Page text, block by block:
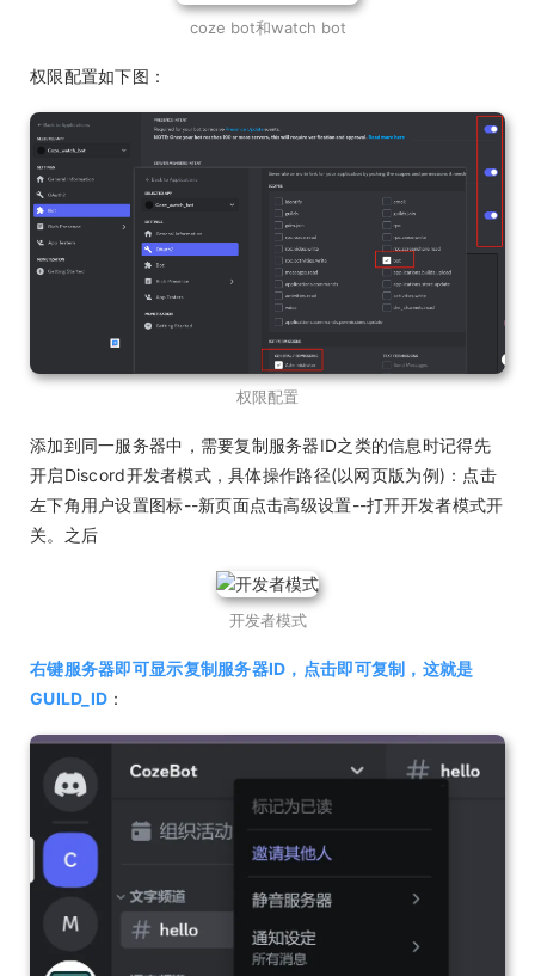
coze bot和watch bot
权限配置如下图：
权限配置
添加到同一服务器中，需要复制服务器ID之类的信息时记得先
开启Discord开发者模式，具体操作路径(以网页版为例)：点击
左下角用户设置图标--新页面点击高级设置--打开开发者模式开
关。之后
开发者模式
右键服务器即可显示复制服务器ID，点击即可复制，这就是
GUILD_ID ：